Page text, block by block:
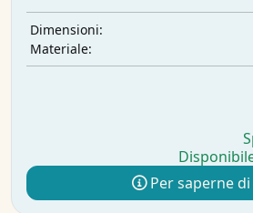
Dimensioni:
Materiale:
Per saperne